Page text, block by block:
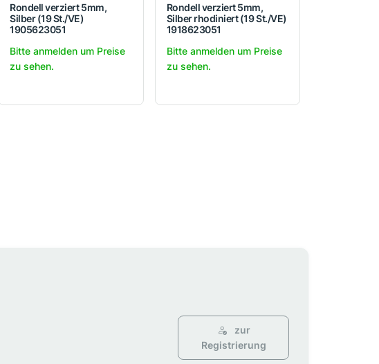
Rondell verziert 5mm,
Silber (19 St./VE)
1905623051
Bitte anmelden um Preise
zu sehen.
Rondell verziert 5mm,
Silber rhodiniert (19 St./VE)
1918623051
Bitte anmelden um Preise
zu sehen.
zur
Registrierung